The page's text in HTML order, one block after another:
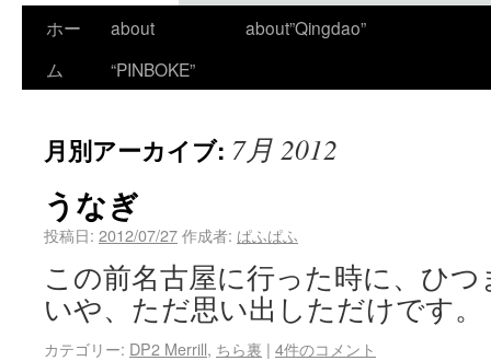
ホー
ム
about
“PINBOKE”
about”Qingdao”
月別アーカイブ: 7月 2012
うなぎ
投稿日: 2012/07/27作成者: ぱふぱふ
この前名古屋に行った時に、ひ
いや、ただ思い出しただけです。
カテゴリー: DP2 Merrill, ちら裏 | 4件のコメント